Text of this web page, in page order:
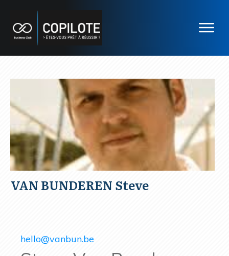
VAN BUNDEREN Steve
hello@vanbun.be